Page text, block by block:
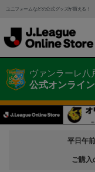
ユニフォームなどの公式グッズが買える！
ヴァンラーレ八
公式オンライ
平日午
ご購入